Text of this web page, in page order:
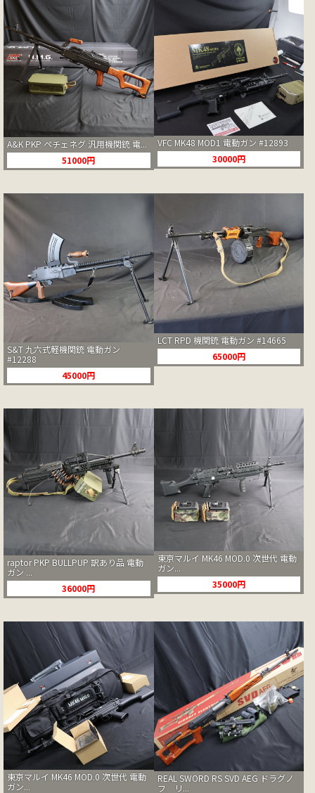
A&K PKP ペチェネグ 汎用機関銃 電...
51000円
VFC MK48 MOD1 電動ガン #12893
30000円
S&T 九六式軽機関銃 電動ガン
#12288
45000円
LCT RPD 機関銃 電動ガン #14665
65000円
raptor PKP BULLPUP 訳あり品 電動
ガン ...
36000円
東京マルイ MK46 MOD.0 次世代 電動
ガン...
35000円
東京マルイ MK46 MOD.0 次世代 電動
ガン...
REAL SWORD RS SVD AEG ドラグノ
フ リ...